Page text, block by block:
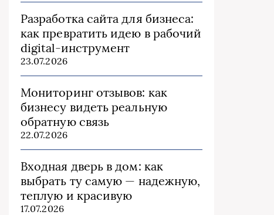
Разработка сайта для бизнеса:
как превратить идею в рабочий
digital-инструмент
23.07.2026
Мониторинг отзывов: как
бизнесу видеть реальную
обратную связь
22.07.2026
Входная дверь в дом: как
выбрать ту самую — надежную,
теплую и красивую
17.07.2026